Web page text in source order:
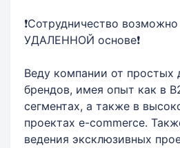
❗️Сотрудничество
УДАЛЕННОЙ основе❗️
Веду компании от простых
брендов, имея опыт как в
сегментах, а также в
проектах e-commerce.
ведения эксклюзивных